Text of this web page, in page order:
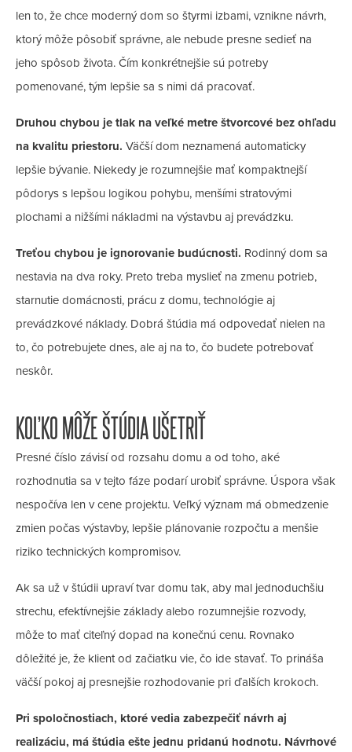
len to, že chce moderný dom so štyrmi izbami, vznikne návrh,
ktorý môže pôsobiť správne, ale nebude presne sedieť na
jeho spôsob života. Čím konkrétnejšie sú potreby
pomenované, tým lepšie sa s nimi dá pracovať.
Druhou chybou je tlak na veľké metre štvorcové bez ohľadu
na kvalitu priestoru. Väčší dom neznamená automaticky
lepšie bývanie. Niekedy je rozumnejšie mať kompaktnejší
pôdorys s lepšou logikou pohybu, menšími stratovými
plochami a nižšími nákladmi na výstavbu aj prevádzku.
Treťou chybou je ignorovanie budúcnosti. Rodinný dom sa
nestavia na dva roky. Preto treba myslieť na zmenu potrieb,
starnutie domácnosti, prácu z domu, technológie aj
prevádzkové náklady. Dobrá štúdia má odpovedať nielen na
to, čo potrebujete dnes, ale aj na to, čo budete potrebovať
neskôr.
KOĽKO MÔŽE ŠTÚDIA UŠETRIŤ
Presné číslo závisí od rozsahu domu a od toho, aké
rozhodnutia sa v tejto fáze podarí urobiť správne. Úspora však
nespočíva len v cene projektu. Veľký význam má obmedzenie
zmien počas výstavby, lepšie plánovanie rozpočtu a menšie
riziko technických kompromisov.
Ak sa už v štúdii upraví tvar domu tak, aby mal jednoduchšiu
strechu, efektívnejšie základy alebo rozumnejšie rozvody,
môže to mať citeľný dopad na konečnú cenu. Rovnako
dôležité je, že klient od začiatku vie, čo ide stavať. To prináša
väčší pokoj aj presnejšie rozhodovanie pri ďalších krokoch.
Pri spoločnostiach, ktoré vedia zabezpečiť návrh aj
realizáciu, má štúdia ešte jednu pridanú hodnotu. Návrhové